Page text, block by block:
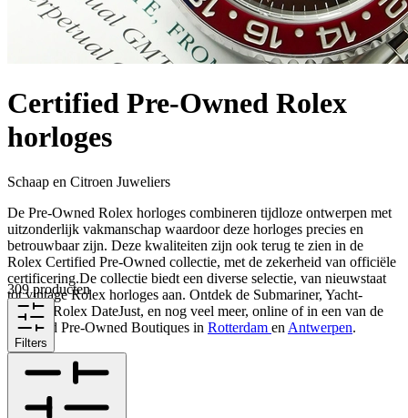
Certified Pre-Owned Rolex
horloges
Schaap en Citroen Juweliers
De Pre-Owned Rolex horloges combineren tijdloze ontwerpen met
uitzonderlijk vakmanschap waardoor deze horloges precies en
betrouwbaar zijn. Deze kwaliteiten zijn ook terug te zien in de
Rolex Certified Pre-Owned collectie, met de zekerheid van officiële
certificering.De collectie biedt een diverse selectie, van nieuwstaat
tot vintage Rolex horloges aan. Ontdek de Submariner, Yacht-
Master, Rolex DateJust, en nog veel meer, online of in een van de
Certified Pre-Owned Boutiques in Rotterdam en Antwerpen.
309 producten
Filters